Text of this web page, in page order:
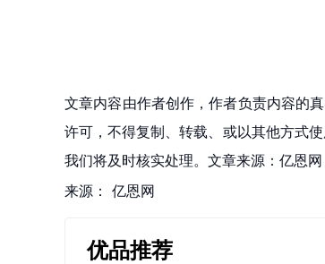
文章内容由作者创作，作者负责内容的
许可，不得复制、转载、或以其他方式
我们将及时核实处理。文章来源：亿恩
来源： 亿恩网
优品推荐